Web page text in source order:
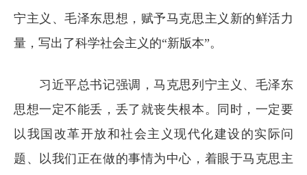
宁主义、毛泽东思想，赋予马克思主义新的鲜活力
量，写出了科学社会主义的“新版本”。
习近平总书记强调，马克思列宁主义、毛泽东
思想一定不能丢，丢了就丧失根本。同时，一定要
以我国改革开放和社会主义现代化建设的实际问
题、以我们正在做的事情为中心，着眼于马克思主